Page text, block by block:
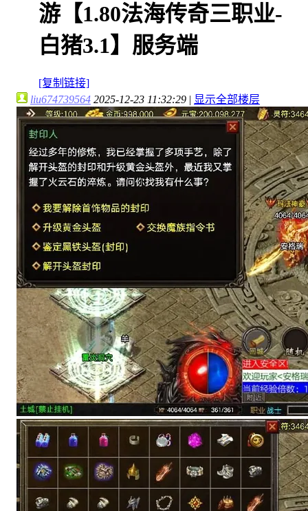
游【1.80法海传奇三职业-
白猪3.1】服务端
[复制链接]
liu674739564 2025-12-23 11:32:29 | 显示全部楼层